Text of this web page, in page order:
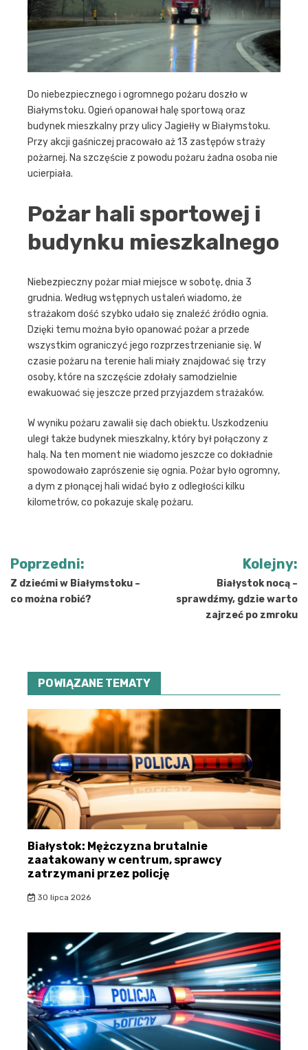
Do niebezpiecznego i ogromnego pożaru doszło w
Białymstoku. Ogień opanował halę sportową oraz
budynek mieszkalny przy ulicy Jagiełły w Białymstoku.
Przy akcji gaśniczej pracowało aż 13 zastępów straży
pożarnej. Na szczęście z powodu pożaru żadna osoba nie
ucierpiała.
Pożar hali sportowej i
budynku mieszkalnego
Niebezpieczny pożar miał miejsce w sobotę, dnia 3
grudnia. Według wstępnych ustaleń wiadomo, że
strażakom dość szybko udało się znaleźć źródło ognia.
Dzięki temu można było opanować pożar a przede
wszystkim ograniczyć jego rozprzestrzenianie się. W
czasie pożaru na terenie hali miały znajdować się trzy
osoby, które na szczęście zdołały samodzielnie
ewakuować się jeszcze przed przyjazdem strażaków.
W wyniku pożaru zawalił się dach obiektu. Uszkodzeniu
uległ także budynek mieszkalny, który był połączony z
halą. Na ten moment nie wiadomo jeszcze co dokładnie
spowodowało zaprószenie się ognia. Pożar było ogromny,
a dym z płonącej hali widać było z odległości kilku
kilometrów, co pokazuje skalę pożaru.
Nawigacja
wpisu
Poprzedni:
Z dziećmi w Białymstoku –
co można robić?
Kolejny:
Białystok nocą –
sprawdźmy, gdzie warto
zajrzeć po zmroku
POWIĄZANE TEMATY
Białystok: Mężczyzna brutalnie
zaatakowany w centrum, sprawcy
zatrzymani przez policję
30 lipca 2026